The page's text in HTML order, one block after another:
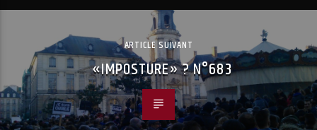
ARTICLE SUIVANT
«IMPOSTURE» ? N°683